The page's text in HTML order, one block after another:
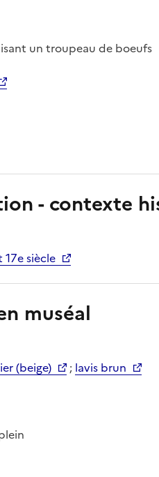
un troupeau de boeufs
- contexte
17e siècle
muséal
(beige) ; lavis brun